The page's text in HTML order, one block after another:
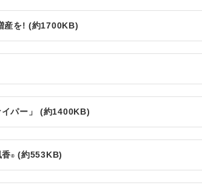
産を! (約1700KB)
イパー」 (約1400KB)
® (約553KB)